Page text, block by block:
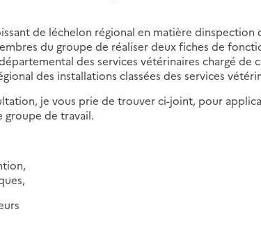
de léchelon régional en matière dinspection
du groupe de réaliser deux fiches de
des services vétérinaires chargé de
des installations classées des services
je vous prie de trouver ci-joint, pour
groupe de travail.